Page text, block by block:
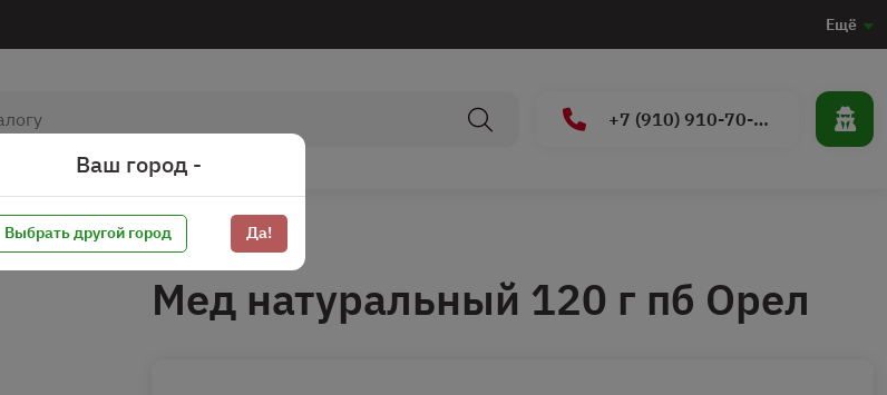
Ещё
+7 (910) 910-70-15
Без сахара Мёд
Мед натуральный 120 г пб Орел
Ваш город -
Выбрать другой город Да!